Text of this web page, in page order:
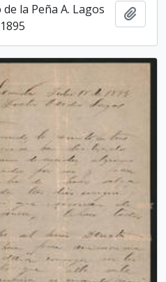
la Peña A. Lagos